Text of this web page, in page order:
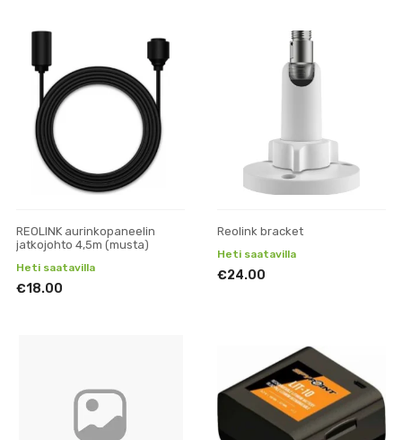
REOLINK aurinkopaneelin
jatkojohto 4,5m (musta)
Heti saatavilla
€18.00
Reolink bracket
Heti saatavilla
€24.00